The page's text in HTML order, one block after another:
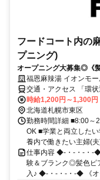
フードコート内の
プニング)
オープニング大募集◎《
福恩麻辣湯 イオンモ
交通・アクセス 「環
分／「東区役所前駅」
時給1,200円～1,300円
北海道札幌市東区
勤務時間詳細 ■8:00～
OK ■学業と両立した
養内で働きたい主婦(
仕事内容 ◆-・-・-・-
験＆ブランク◎髪色ピ
入♪ ◆-・-・-・-◆ 《